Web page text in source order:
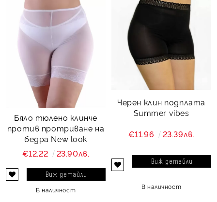
Бяло тюлено клинче
против протриване на
бедра New look
€12.22
23.90лв.
Виж детайли
В наличност
Черен клин подплата
Summer vibes
€11.96
23.39лв.
Виж детайли
В наличност